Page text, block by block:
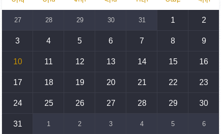
Իրանը կողմ է տարածաշրջանի համար շահավետ
տրանսպորտային հաղորդակցությունների
զարգացմանը, սակայն ոչ՝ միջազգային
սահմանների փոփոխությանը
15:10 02.10.2023
սպառնալիքները կասեցնելու համար. իսպանացի
պատգամավորը Գորիսում է
14:54 02.10.2023
տեղակայված հայկական դիրքերի անձնակազմի
համար սնունդ տեղափոխող մեքենայի
27 28 29 30 31 1 2
3 4 5 6 7 8 9
10 11 12 13 14 15 16
17 18 19 20 21 22 23
24 25 26 27 28 29 30
31 1 2 3 4 5 6